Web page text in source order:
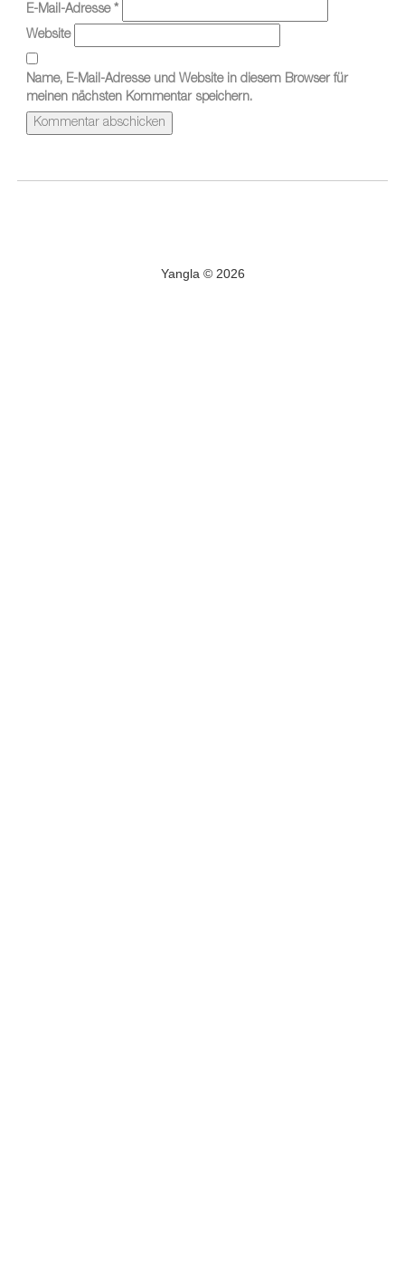
E-Mail-Adresse *
Website
Name, E-Mail-Adresse und Website in diesem Browser für
meinen nächsten Kommentar speichern.
Yangla © 2026